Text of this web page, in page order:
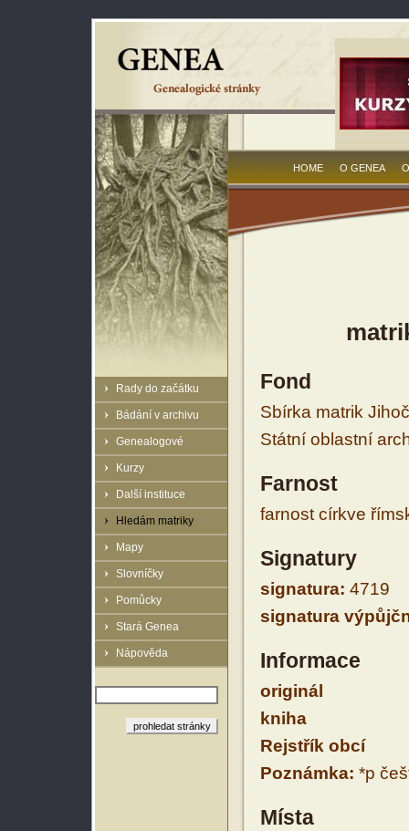
Rady do začátku
Bádání v archivu
Genealogové
Kurzy
Další instituce
Hledám matriky
Mapy
Slovníčky
Pomůcky
Stará Genea
Nápověda
HOME O GENEA
Fond
Sbírka matrik
Státní oblastní
Farnost
farnost církve
Signatury
signatura: 4719
signatura
Informace
originál
kniha
Rejstřík obcí
Poznámka: *p
Místa